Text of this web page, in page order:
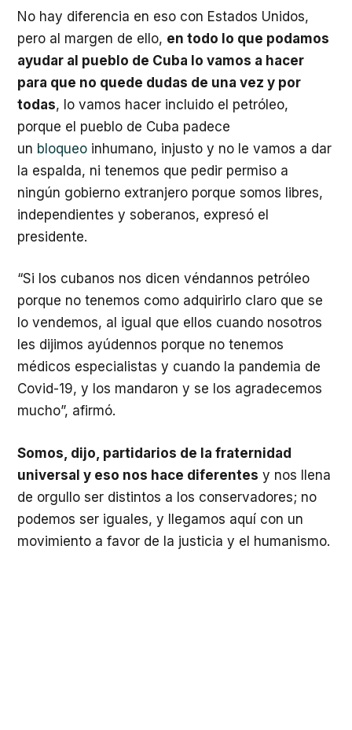
No hay diferencia en eso con Estados Unidos,
pero al margen de ello, en todo lo que podamos
ayudar al pueblo de Cuba lo vamos a hacer
para que no quede dudas de una vez y por
todas, lo vamos hacer incluido el petróleo,
porque el pueblo de Cuba padece
un bloqueo inhumano, injusto y no le vamos a dar
la espalda, ni tenemos que pedir permiso a
ningún gobierno extranjero porque somos libres,
independientes y soberanos, expresó el
presidente.
“Si los cubanos nos dicen véndannos petróleo
porque no tenemos como adquirirlo claro que se
lo vendemos, al igual que ellos cuando nosotros
les dijimos ayúdennos porque no tenemos
médicos especialistas y cuando la pandemia de
Covid-19, y los mandaron y se los agradecemos
mucho”, afirmó.
Somos, dijo, partidarios de la fraternidad
universal y eso nos hace diferentes y nos llena
de orgullo ser distintos a los conservadores; no
podemos ser iguales, y llegamos aquí con un
movimiento a favor de la justicia y el humanismo.